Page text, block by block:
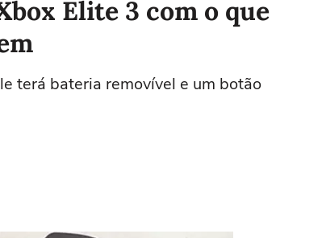
Elite 3 com o que
terá bateria removível e um botão